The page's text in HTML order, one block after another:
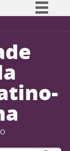
informação